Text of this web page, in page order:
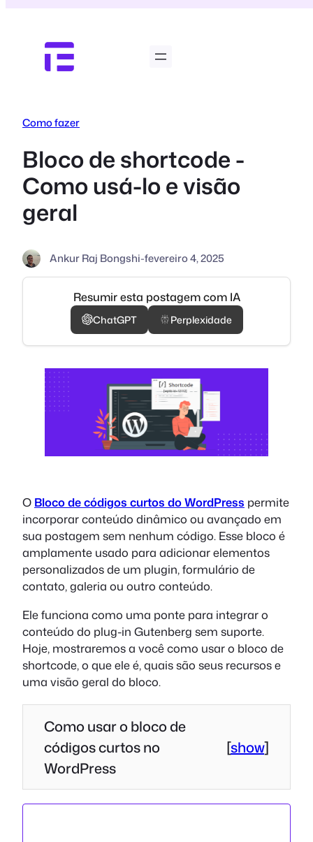
Como fazer
Bloco de shortcode -
Como usá-lo e visão
geral
Ankur Raj Bongshi-fevereiro 4, 2025
Resumir esta postagem com IA
ChatGPT Perplexidade
O Bloco de códigos curtos do WordPress permite
incorporar conteúdo dinâmico ou avançado em
sua postagem sem nenhum código. Esse bloco é
amplamente usado para adicionar elementos
personalizados de um plugin, formulário de
contato, galeria ou outro conteúdo.
Ele funciona como uma ponte para integrar o
conteúdo do plug-in Gutenberg sem suporte.
Hoje, mostraremos a você como usar o bloco de
shortcode, o que ele é, quais são seus recursos e
uma visão geral do bloco.
Como usar o bloco de
códigos curtos no
WordPress
[show]